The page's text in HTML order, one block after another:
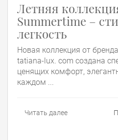
Летняя
Summertime –
легкость
Новая коллекция от
tatiana-lux. com создана
ценящих комфорт,
каждом ...
Читать далее